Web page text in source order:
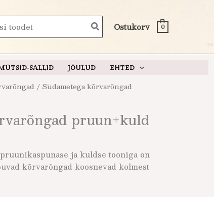
Ostukorv 0
SALLID JÕULUD EHTED
/ Südametega kõrvarõngad
pruun+kuld
ja kuldse tooniga on
kõrvarõngad koosnevad kolmest